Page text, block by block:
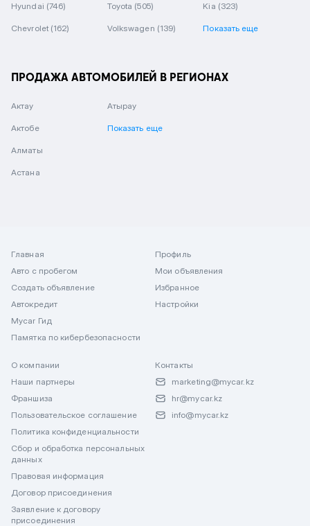
Hyundai (746) Toyota (505) Kia (323)
Chevrolet (162) Volkswagen (139) Показать еще
ПРОДАЖА АВТОМОБИЛЕЙ В РЕГИОНАХ
Актау
Актобе
Алматы
Астана
Атырау
Показать еще
Главная
Авто с пробегом
Создать объявление
Автокредит
Mycar Гид
Памятка по кибербезопасности
Профиль
Мои объявления
Избранное
Настройки
О компании
Наши партнеры
Франшиза
Пользовательское соглашение
Политика конфиденциальности
Сбор и обработка персональных
данных
Правовая информация
Договор присоединения
Заявление к договору
присоединения
Контакты
marketing@mycar.kz
hr@mycar.kz
info@mycar.kz